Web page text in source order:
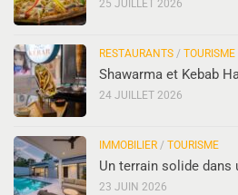
25 JUILLET 2026
RESTAURANTS / TOURISME
Shawarma et Kebab
24 JUILLET 2026
IMMOBILIER / TOURISME
Un terrain solide dans
23 JUIN 2026